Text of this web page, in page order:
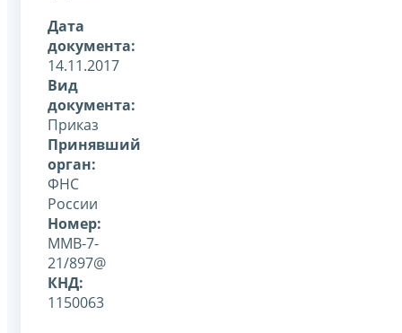
Дата
документа:
14.11.2017
Вид
документа:
Приказ
Принявший
орган:
ФНС
России
Номер:
ММВ-7-
21/897@
КНД:
1150063